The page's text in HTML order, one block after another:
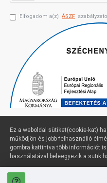
Elfogadom a(z) ÁSZF
Profimuszaki.hu - exPanda
Ez a weboldal sütiket(cookie-kat)
működjön és jobb felhasználió
gombra kattintva több információt
használatával beleegyezik a sütik